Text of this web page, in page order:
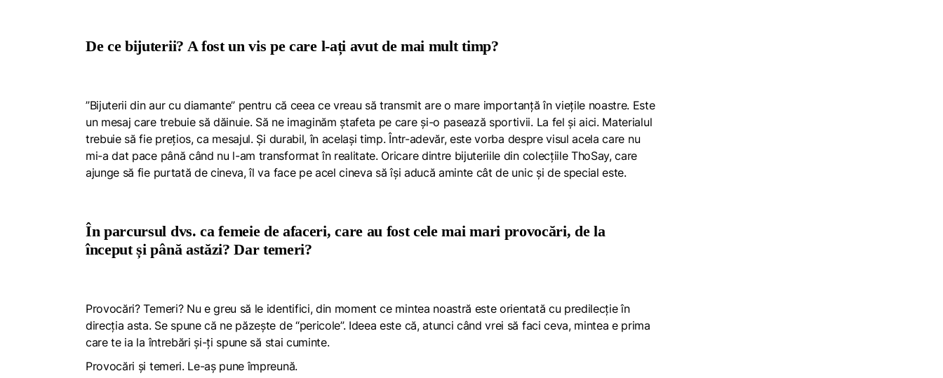
De ce bijuterii? A fost un vis pe care l-ați avut de mai mult timp?
”Bijuterii din aur cu diamante” pentru că ceea ce vreau să transmit are o mare importanță în viețile noastre. Este
un mesaj care trebuie să dăinuie. Să ne imaginăm ștafeta pe care și-o pasează sportivii. La fel și aici. Materialul
trebuie să fie prețios, ca mesajul. Și durabil, în același timp. Într-adevăr, este vorba despre visul acela care nu
mi-a dat pace până când nu l-am transformat în realitate. Oricare dintre bijuteriile din colecțiile ThoSay, care
ajunge să fie purtată de cineva, îl va face pe acel cineva să își aducă aminte cât de unic și de special este.
În parcursul dvs. ca femeie de afaceri, care au fost cele mai mari provocări, de la
început și până astăzi? Dar temeri?
Provocări? Temeri? Nu e greu să le identifici, din moment ce mintea noastră este orientată cu predilecție în
direcția asta. Se spune că ne păzește de “pericole”. Ideea este că, atunci când vrei să faci ceva, mintea e prima
care te ia la întrebări și-ți spune să stai cuminte.
Provocări și temeri. Le-aș pune împreună.